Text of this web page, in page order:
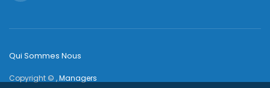
Qui Sommes Nous
Copyright © ,Managers